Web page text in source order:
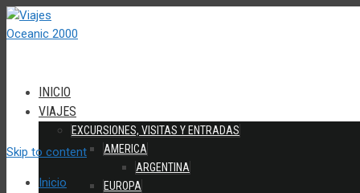
INICIO
VIAJES
EXCURSIONES, VISITAS Y ENTRADAS
AMERICA
ARGENTINA
EUROPA
Skip to content
Inicio